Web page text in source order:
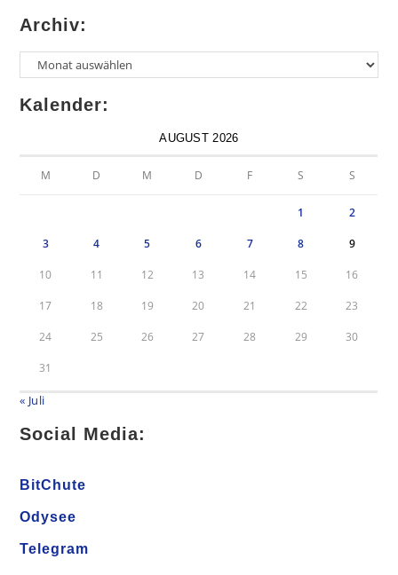
Archiv:
Kalender:
AUGUST 2026
M D M D F S S
1 2
3 4 5 6 7 8 9
10 11 12 13 14 15 16
17 18 19 20 21 22 23
24 25 26 27 28 29 30
31
« Juli
Social Media:
BitChute
Odysee
Telegram